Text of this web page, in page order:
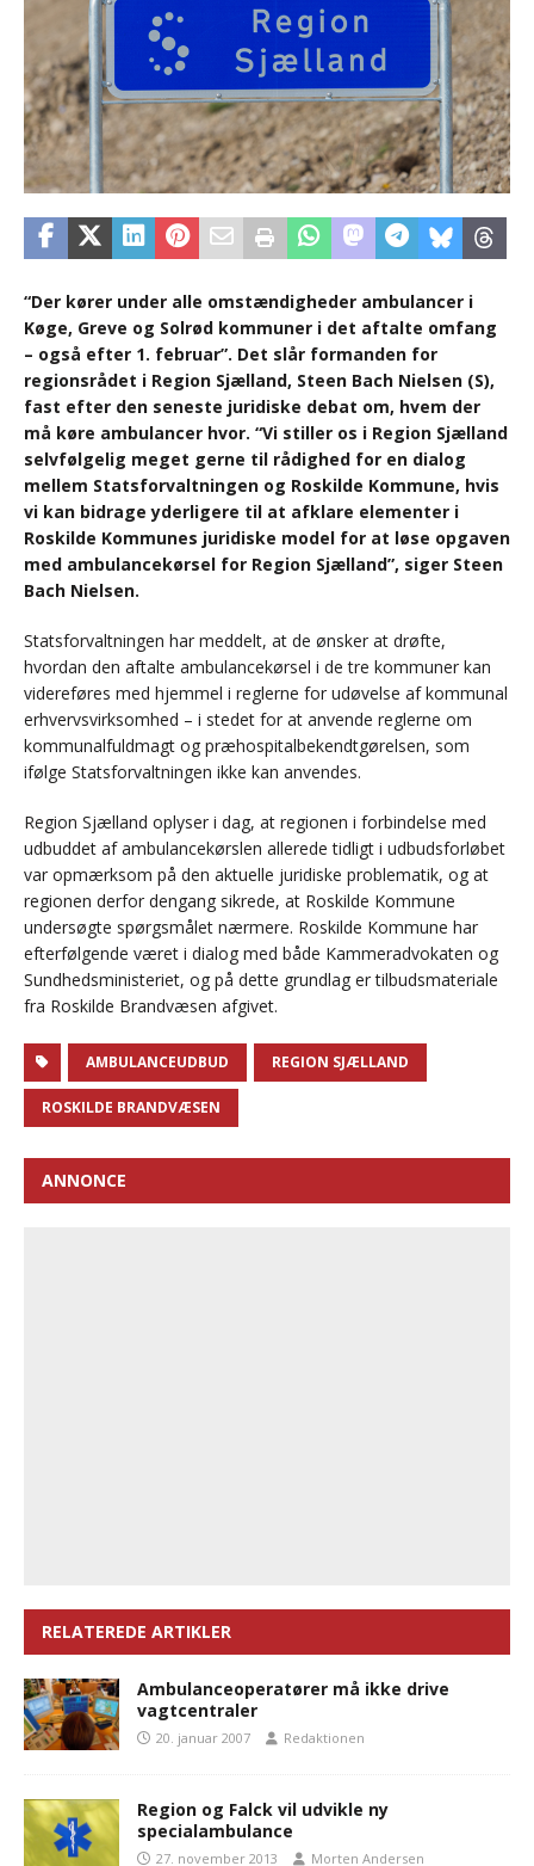
“Der kører under alle omstændigheder ambulancer i
Køge, Greve og Solrød kommuner i det aftalte omfang
– også efter 1. februar”. Det slår formanden for
regionsrådet i Region Sjælland, Steen Bach Nielsen (S),
fast efter den seneste juridiske debat om, hvem der
må køre ambulancer hvor. “Vi stiller os i Region Sjælland
selvfølgelig meget gerne til rådighed for en dialog
mellem Statsforvaltningen og Roskilde Kommune, hvis
vi kan bidrage yderligere til at afklare elementer i
Roskilde Kommunes juridiske model for at løse opgaven
med ambulancekørsel for Region Sjælland”, siger Steen
Bach Nielsen.
Statsforvaltningen har meddelt, at de ønsker at drøfte,
hvordan den aftalte ambulancekørsel i de tre kommuner kan
videreføres med hjemmel i reglerne for udøvelse af kommunal
erhvervsvirksomhed – i stedet for at anvende reglerne om
kommunalfuldmagt og præhospitalbekendtgørelsen, som
ifølge Statsforvaltningen ikke kan anvendes.
Region Sjælland oplyser i dag, at regionen i forbindelse med
udbuddet af ambulancekørslen allerede tidligt i udbudsforløbet
var opmærksom på den aktuelle juridiske problematik, og at
regionen derfor dengang sikrede, at Roskilde Kommune
undersøgte spørgsmålet nærmere. Roskilde Kommune har
efterfølgende været i dialog med både Kammeradvokaten og
Sundhedsministeriet, og på dette grundlag er tilbudsmateriale
fra Roskilde Brandvæsen afgivet.
AMBULANCEUDBUD REGION SJÆLLAND
ROSKILDE BRANDVÆSEN
ANNONCE
RELATEREDE ARTIKLER
Ambulanceoperatører må ikke drive
vagtcentraler
20. januar 2007 Redaktionen
Region og Falck vil udvikle ny
specialambulance
27. november 2013 Morten Andersen